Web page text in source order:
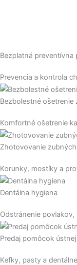
Bezplatná preventívna
Prevencia a kontrola
Bezbolestné ošetrenie
Komfortné ošetrenie
Zhotovovanie
Korunky, mostíky a
Dentálna hygiena
Odstránenie
Predaj pomôcok
Kefky, pasty a